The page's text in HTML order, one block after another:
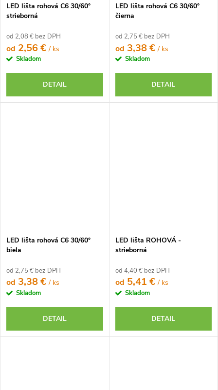
LED lišta rohová C6 30/60°
strieborná
od 2,08 € bez DPH
od 2,56 €/ ks
Skladom
DETAIL
LED lišta rohová C6 30/60°
čierna
od 2,75 € bez DPH
od 3,38 €/ ks
Skladom
DETAIL
LED lišta rohová C6 30/60°
biela
od 2,75 € bez DPH
od 3,38 €/ ks
Skladom
DETAIL
LED lišta ROHOVÁ -
strieborná
od 4,40 € bez DPH
od 5,41 €/ ks
Skladom
DETAIL